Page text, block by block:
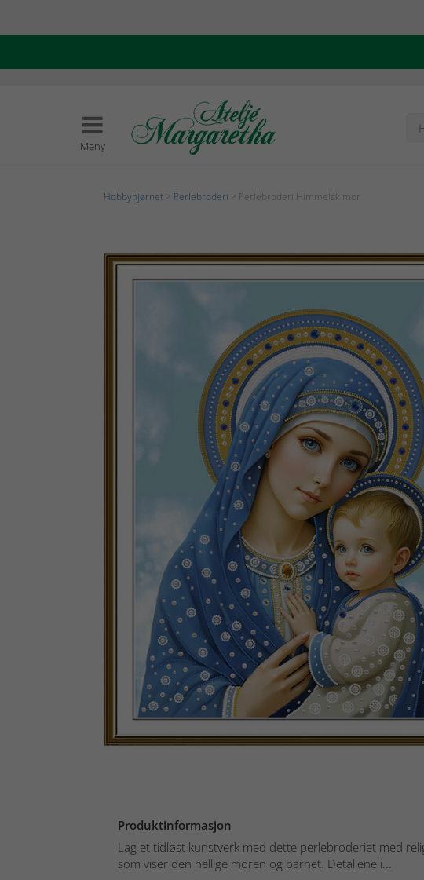
Meny
Hobbyhjørnet Perlebroderi > Perlebroderi Himmelsk mor
Produktinformasjon
Lag et tidløst kunstverk med dette perlebroderiet med
som viser den hellige moren og barnet. Detaljene i...